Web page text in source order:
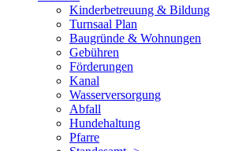
Kinderbetreuung & Bildung
Turnsaal Plan
Baugründe & Wohnungen
Gebühren
Förderungen
Kanal
Wasserversorgung
Abfall
Hundehaltung
Pfarre